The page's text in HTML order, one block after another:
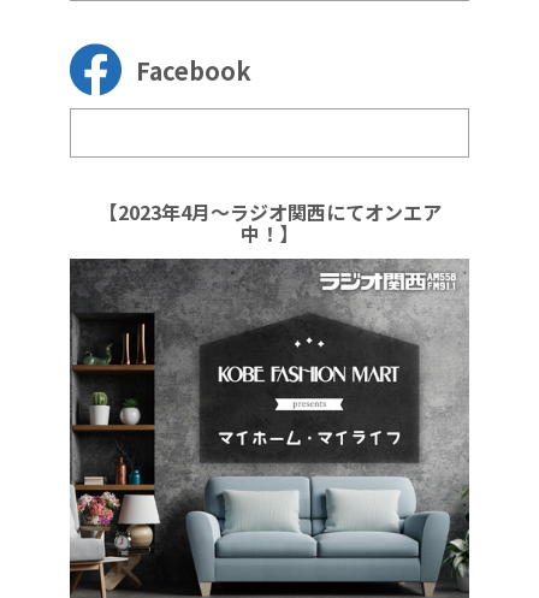
Facebook
【2023年4月～ラジオ関西にてオンエア
中！】